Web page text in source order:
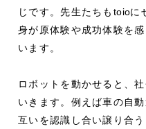
じです。先生たちも toioに
身が原体験や成功体験を
います。
ロボットを動かせると、
いきます。例えば車の自
互いを認識し合い譲り合